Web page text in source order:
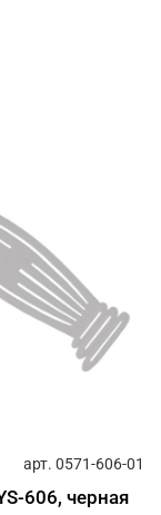
арт. 0571-606-01
606, черная